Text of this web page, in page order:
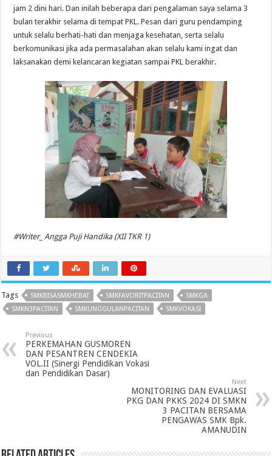
jam 2 dini hari. Dan inilah beberapa dari pengalaman saya selama 3
bulan terakhir selama di tempat PKL. Pesan dari guru pendamping
untuk selalu berhati-hati dan menjaga kesehatan, serta selalu
berkomunikasi jika ada permasalahan akan selalu kami ingat dan
laksanakan demi kelancaran kegiatan sampai PKL berakhir.
#Writer_ Angga Puji Handika (XII TKR 1)
Tags SMKBISASMKHEBAT SMKFAVORITPACITAN
SMKGA
SMKN3PACITAN
SMKUNGGULANPACITAN SMKVOKASI
Previous
PERKEMAHAN GUSMOREN
DAN PESANTREN CENDEKIA
VOL.II (Sinergi Pendidikan Vokasi
dan Pendidikan Dasar)
Next
MONITORING DAN EVALUASI
PKG DAN PKKS 2024 DI SMKN
3 PACITAN BERSAMA
PENGAWAS SMK Bpk.
AMANUDIN